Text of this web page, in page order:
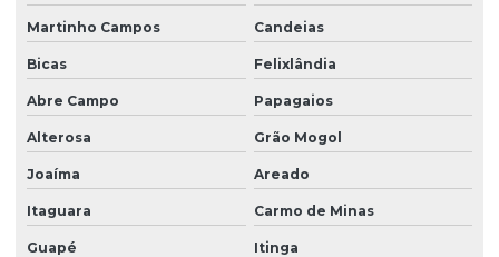
Martinho Campos Candeias
Bicas Felixlândia
Abre Campo Papagaios
Alterosa Grão Mogol
Joaíma Areado
Itaguara Carmo de Minas
Guapé Itinga